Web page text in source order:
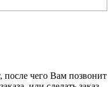
после чего Вам позвонит